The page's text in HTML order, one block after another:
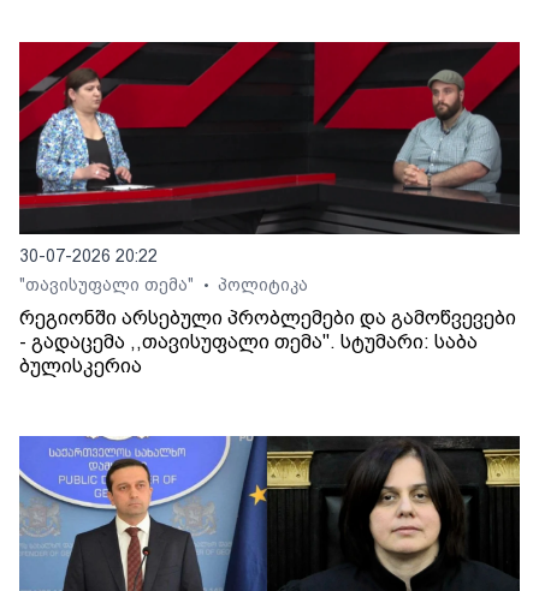
30-07-2026 20:22
"თავისუფალი თემა"
• პოლიტიკა
რეგიონში არსებული პრობლემები და გამოწვევები
- გადაცემა ,,თავისუფალი თემა". სტუმარი: საბა
ბულისკერია